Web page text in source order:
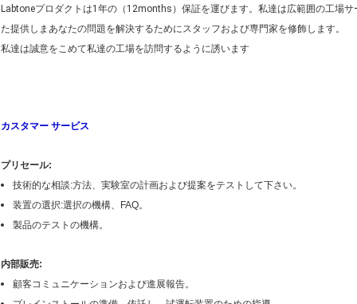
Labtoneプロダクトは1年の（12months）保証を運びます。私達は広範囲の工場
た提供しまあなたの問題を解決するためにスタッフおよび専門家を修飾します。
私達は誠意をこめて私達の工場を訪問するように誘います
カスタマー サービス
プリセール:
技術的な相談:方法、実験室の計画および提案をテストして下さい。
装置の選択:選択の機構、FAQ。
製品のテストの機構。
内部販売:
顧客コミュニケーションおよび進展報告。